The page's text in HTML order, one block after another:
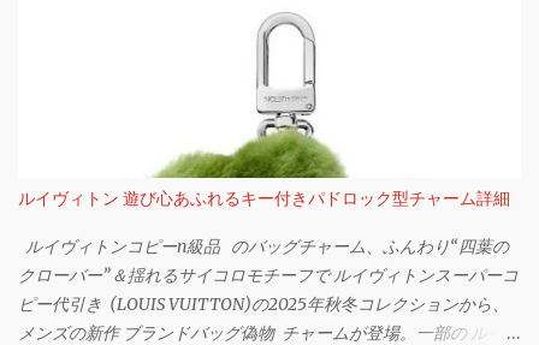
グホイヤー カレラ クロノグラフ」995,500円 ※予価 なお新作に
は、2つのバリエーションを用意する。「タグホイヤー カレラ ク
ロノグラフ」には、約80時間のパワーリザーブを誇る自社製ムー
ブメント、TH20-00を搭載。一方200本限定となる「タグホイヤ
ー カレラ トゥールビヨン クロノグラフ」は、トゥールビヨンを備
えた自社製ムーブメント、TH20-09を採用している。 【詳細】
■「タグホイヤー カレラ クロノグラフ」995,500円 ※予価 ケース：
ステンレススティール ケース径：39mm 防水：100ｍ ストラッ
プ：パンチ...
スター」は、 ロレックスコピー時計n級品 を代表するウォッチの
ひとつ。2つのタイムゾーンを同時に表示できるよう、時・分・秒
針の他に24時間の目盛り入りベゼルインサート、24時間針を備え
ている。 鮮やかなグリーンダイアルにグリーン×ブラックのベゼル
インサート 「ロレックスオイスター パーペチュアル GMTマスター
II」 2025年の新作は、2022年発表モデル同様、9時位置に日付表
示を、ウォッチケースの左側にリューズを備えたシルエット。鮮
やかなグリーンのセラミック製ダイアルに、グリーン＆ブラック
の2トーンのベゼルを組み合わせている。ダイアル上のインデック
スや針は、暗闇での視認性を高める、長時間継続のクロマライト
ディスプレイだ。 ケース＆ブレスレットは18 ct ホワイトゴールド
「ロレックスオイスター パーペチュアル GMTマスター II」 径
ルイヴィトン 遊び心あふれるキー付きパドロック型チャーム詳細
ルイヴィトンコピーn級品 のバッグチャーム、ふんわり“四葉の
クローバー”＆揺れるサイコロモチーフで ルイヴィトンスーパーコ
ピー代引き (LOUIS VUITTON)の2025年秋冬コレクションから、
メンズの新作 ブランドバッグ偽物 チャームが登場。一部の ルイヴ